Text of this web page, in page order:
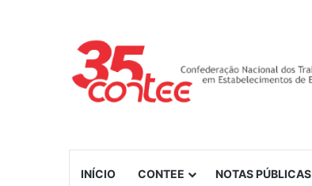
INÍCIO CONTEE NOTAS PÚBLICAS